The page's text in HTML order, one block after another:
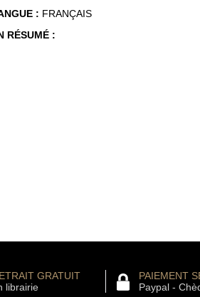
: FRANÇAIS
RÉSUMÉ :
GRATUIT
librairie
PAIEMENT
Paypal -